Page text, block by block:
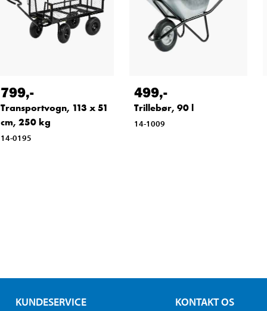
799,-
Transportvogn, 113 x 51
cm, 250 kg
14-0195
499,-
Trillebør, 90 l
14-1009
KUNDESERVICE KONTAKT OS